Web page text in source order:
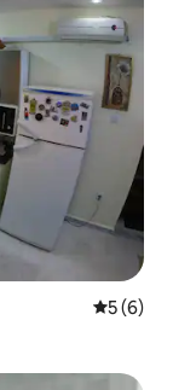
平均评分
5 (6)